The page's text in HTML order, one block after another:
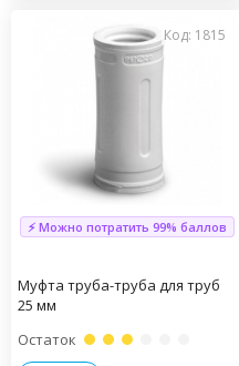
Код: 1815
⚡ Можно потратить 99% баллов
Муфта труба-труба для труб
25 мм
Остаток